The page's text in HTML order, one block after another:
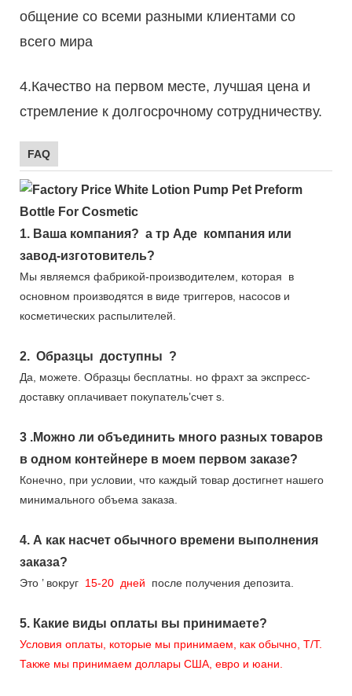
общение со всеми разными клиентами со
всего мира
4.Качество на первом месте, лучшая цена и
стремление к долгосрочному сотрудничеству.
FAQ
1. Ваша компания? а тр Аде компания или
завод-изготовитель?
Мы являемся фабрикой-производителем, которая
в
основном производятся в виде триггеров, насосов и
косметических распылителей.
2. Образцы доступны ?
Да, можете. Образцы бесплатны. но фрахт за экспресс-
доставку оплачивает покупатель’счет s.
3 .Можно ли объединить много разных товаров
в одном контейнере в моем первом заказе?
Конечно, при условии, что каждый товар достигнет нашего
минимального объема заказа.
4. А как насчет обычного времени выполнения
заказа?
Это ’вокруг 15-20 дней после получения депозита.
5. Какие виды оплаты вы принимаете?
Условия оплаты, которые мы принимаем, как обычно, T/T.
Также мы принимаем доллары США, евро и юани.